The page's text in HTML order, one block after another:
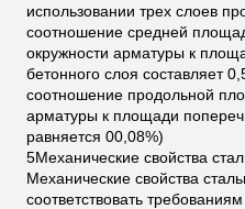
использовании трех слоев
соотношение средней
окружности арматуры к
бетонного слоя составляет
соотношение продольной
арматуры к площади
равняется 00,08%)
5Механические свойства
Механические свойства
соответствовать